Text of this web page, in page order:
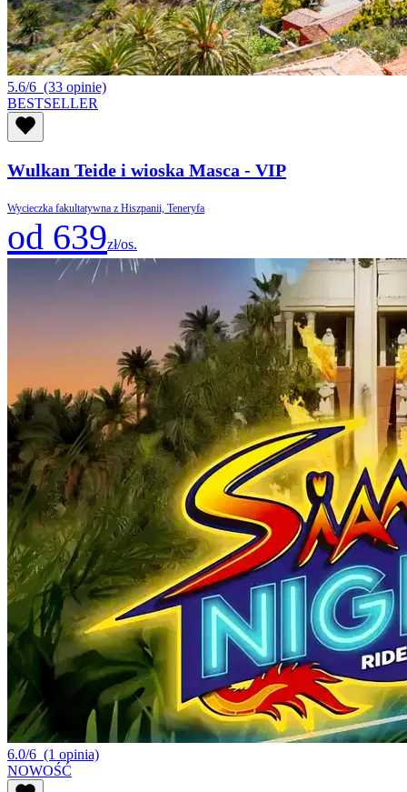
5.6/6 (33 opinie)
BESTSELLER
Wulkan Teide i wioska Masca - VIP
Wycieczka fakultatywna z Hiszpanii, Teneryfa
od 639zł/os.
6.0/6 (1 opinia)
NOWOŚĆ